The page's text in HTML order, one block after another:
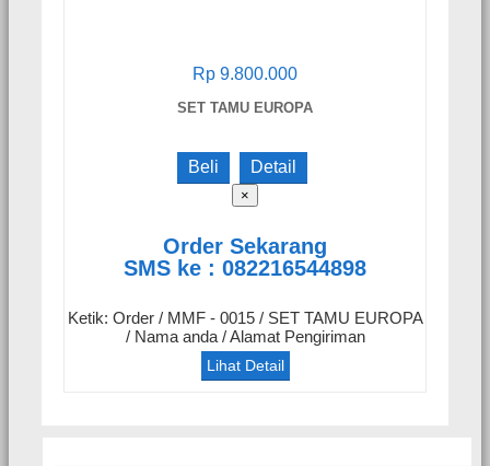
Rp 9.800.000
SET TAMU EUROPA
Beli Detail
×
Order Sekarang
SMS ke : 082216544898
Ketik: Order / MMF - 0015 / SET TAMU EUROPA
/ Nama anda / Alamat Pengiriman
Lihat Detail